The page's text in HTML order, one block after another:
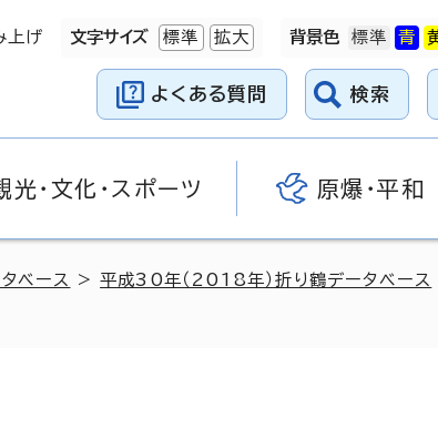
上げ 文字サイズ 標準 拡大 背景色
よくある質問 検索
光・文化・スポーツ 原爆・平和
ベース >平成30年（2018年）折り鶴データベース